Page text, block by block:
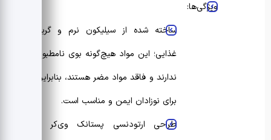
ویژگی‌ها:
ساخته شده از سیلیکون نرم و گرید
غذایی؛ این مواد هیچ‌گونه بوی نامطبوع
ندارند و فاقد مواد مضر هستند، بنابراین
برای نوزادان ایمن و مناسب است.
طراحی ارتودنسی پستانک وی‌کر با